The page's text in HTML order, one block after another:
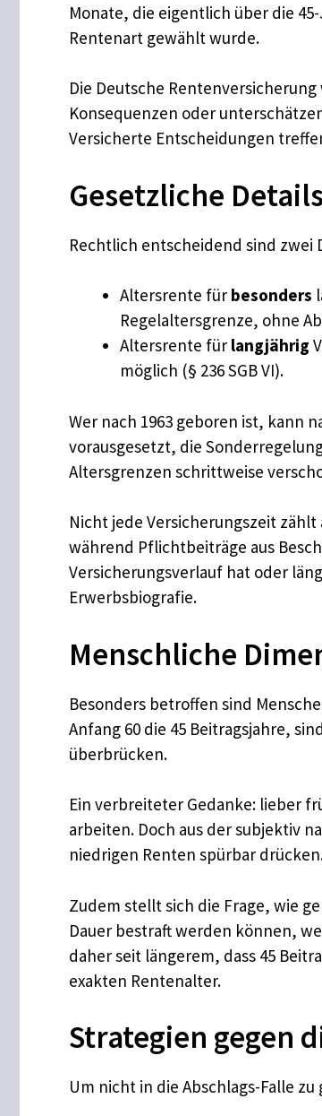
Monate, die eigentlich über die
Rentenart gewählt wurde.
Die Deutsche
Konsequenzen oder
Versicherte Entscheidungen
Gesetzliche
Rechtlich entscheidend sind zwei
Altersrente für besonders
Regelaltersgrenze, ohne
Altersrente für langjährig
möglich (§ 236 SGB VI).
Wer nach 1963 geboren ist, kann
vorausgesetzt, die
Altersgrenzen schrittweise
Nicht jede Versicherungszeit
während Pflichtbeiträge aus
Versicherungsverlauf hat oder
Erwerbsbiografie.
Menschliche
Besonders betroffen sind
Anfang 60 die 45 Beitragsjahre,
überbrücken.
Ein verbreiteter Gedanke: lieber
arbeiten. Doch aus der subjektiv
niedrigen Renten spürbar
Zudem stellt sich die Frage, wie
Dauer bestraft werden können,
daher seit längerem, dass 45
exakten Rentenalter.
Strategien gegen
Um nicht in die Abschlags-Falle